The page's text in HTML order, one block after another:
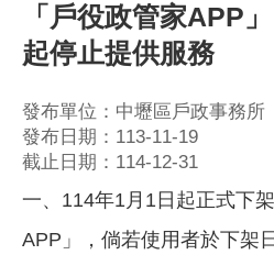
「戶役政管家APP
起停止提供服務
發布單位：中壢區戶政事務所
發布日期：113-11-19
截止日期：114-12-31
一、114年1月1日起正式下
APP」，倘若使用者於下架